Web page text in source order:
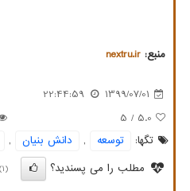
منبع: nextru.ir
1399/07/01
22:44:59
5.0
/ 5
تگها:
توسعه , دانش بنیان ,
مطلب را می پسندید؟
(1)